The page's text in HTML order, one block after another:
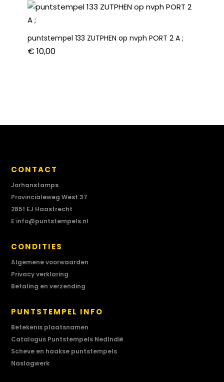
puntstempel 133 ZUTPHEN op nvph PORT 2 A ;
€ 10,00
CONTACT
Jorhanstamps
Provincialeweg West 37
2851 EJ Haastrecht
E info@puntstempels.nl
CONDITIES
Algemene voorwaarden
Privacy verklaring
Betaling en verzending
PUNTSTEMPEL INFO
Betekenis plaatsnamen
Catalogus Puntstempels NedIndië
Scheve en haakse puntstempels
Naslagwerk